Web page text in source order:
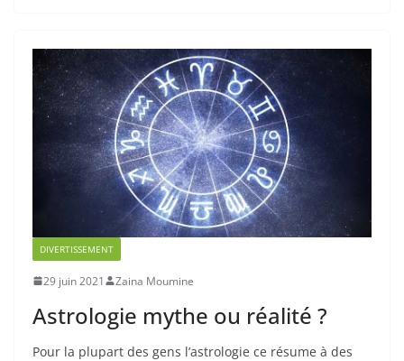
DIVERTISSEMENT
29 juin 2021 Zaina Moumine
Astrologie mythe ou réalité ?
Pour la plupart des gens l’astrologie ce résume à des